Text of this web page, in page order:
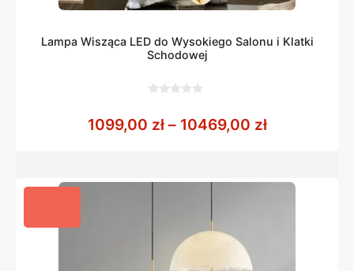
Lampa Wisząca LED do Wysokiego Salonu i Klatki
Schodowej
5
1099,00 zł – 10469,00 złZakres